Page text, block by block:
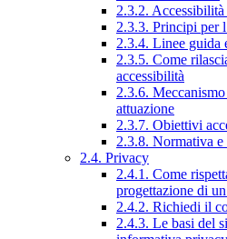
2.3.2.
2.3.3. Principi per
2.3.4. Linee guida
2.3.5. Come
accessibilità
2.3.6.
attuazione
2.3.7. Obiettivi
2.3.8. Normativa
2.4. Privacy
2.4.1. Come
progettazione di
2.4.2. Richiedi il
2.4.3. Le basi del